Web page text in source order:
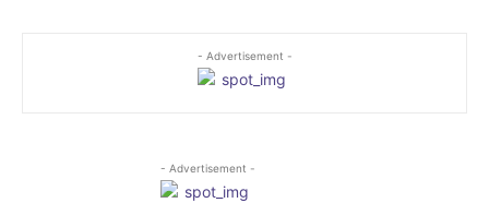
- Advertisement -
- Advertisement -